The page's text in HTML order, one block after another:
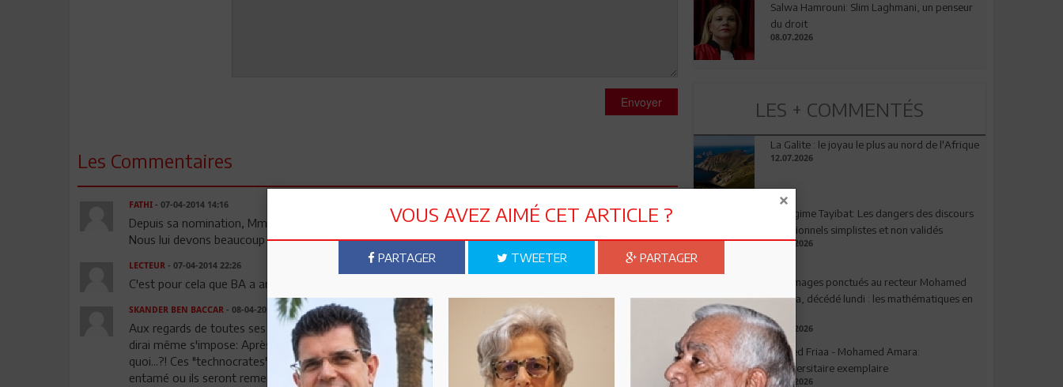
Envoyer
Les Commentaires
FATHI - 07-04-2014 14:16
Depuis sa nomination, Mme Karboul ne cesse de conjuguer ses efforts pour la promotion du tourisme.
Nous lui devons beaucoup d'estime et de respects. Tokyo, Japan
LECTEUR- 07-04-2014 22:26
C'est pour cela que BA a annulé tout ses vols sur tunis!! Un peu de stat avant de se lancer !!
SKANDER BEN BACCAR- 08-04-2014 12:02
Aux regards de toutes ses nouvelles nominations et changement de direction une question se pose, je
dirai même s'impose: Après les prochaines...futures et hypothétiques élections en 2000 et je ne sais
quoi...?! Ces "technocrates" fraichements nommés vont ils rester à leurs postes et finir le travail qu'ils ont
entamé ou ils seront remercier et guidés vers la sortie et une nouvelle équipe cette fois partisane
Salwa Hamrouni: Slim Laghmani, un penseur
du droit
08.07.2026
LES + COMMENTÉS
La Galite : le joyau le plus au nord de l'Afrique
12.07.2026
Le régime Tayibat: Les dangers des discours
nutritionnels simplistes et non validés
09.07.2026
Hommages ponctués au recteur Mohamed
Amara, décédé lundi : les mathématiques en
deuil
03.08.2026
Ahmed Friaa - Mohamed Amara:
l’Universitaire exemplaire
04.08.2026
VOUS AVEZ AIMÉ CET ARTICLE ?
PARTAGER TWEETER PARTAGER